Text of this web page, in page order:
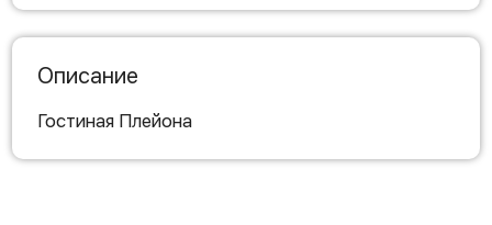
Описание
Гостиная Плейона